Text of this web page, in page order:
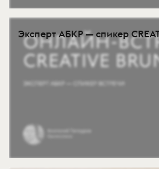
Эксперт АБКР — спикер